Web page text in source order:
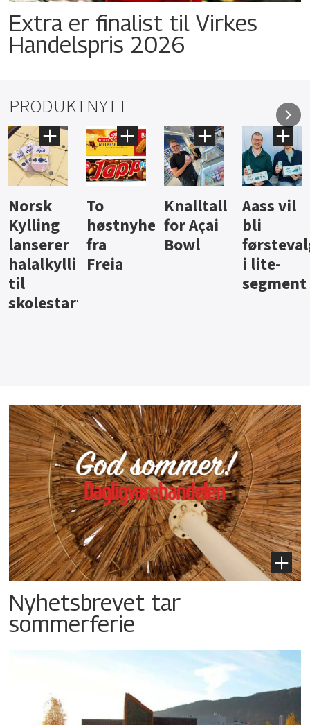
Extra er finalist til Virkes
Handelspris 2026
PRODUKTNYTT
Knalltall
for Açai
Bowl
Aass vil
bli
førstevalg
i lite-
Brus og
jus fra
Berentsen
Hard
iste fra
Hansa
Nyhetsbrevet tar
sommerferie